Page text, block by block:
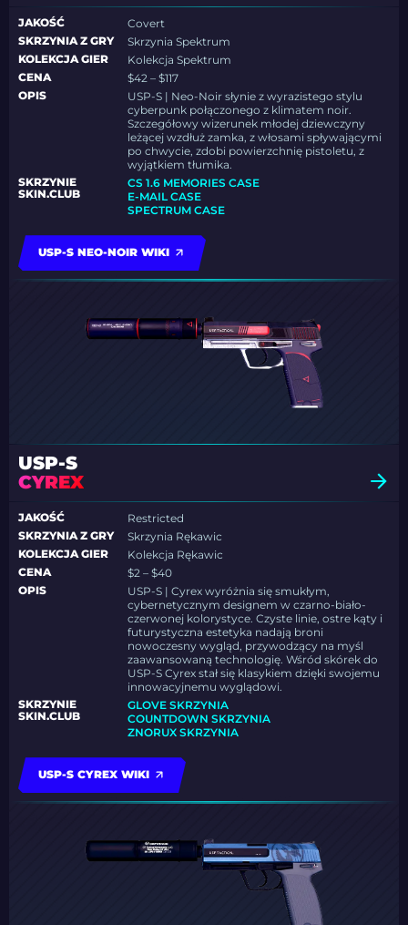
JAKOŚĆ
Covert
SKRZYNIA Z GRY
Skrzynia Spektrum
KOLEKCJA GIER
Kolekcja Spektrum
CENA
$42 – $117
OPIS
USP-S | Neo-Noir słynie z wyrazistego stylu
cyberpunk połączonego z klimatem noir.
Szczegółowy wizerunek młodej dziewczyny
leżącej wzdłuż zamka, z włosami spływającymi
po chwycie, zdobi powierzchnię pistoletu, z
wyjątkiem tłumika.
SKRZYNIE
SKIN.CLUB
CS 1.6 MEMORIES CASE
E-MAIL CASE
SPECTRUM CASE
USP-S NEO-NOIR WIKI
USP-S
CYREX
JAKOŚĆ
Restricted
SKRZYNIA Z GRY
Skrzynia Rękawic
KOLEKCJA GIER
Kolekcja Rękawic
CENA
$2 – $40
OPIS
USP-S | Cyrex wyróżnia się smukłym,
cybernetycznym designem w czarno-biało-
czerwonej kolorystyce. Czyste linie, ostre kąty i
futurystyczna estetyka nadają broni
nowoczesny wygląd, przywodzący na myśl
zaawansowaną technologię. Wśród skórek do
USP-S Cyrex stał się klasykiem dzięki swojemu
innowacyjnemu wyglądowi.
SKRZYNIE
SKIN.CLUB
GLOVE SKRZYNIA
COUNTDOWN SKRZYNIA
ZNORUX SKRZYNIA
USP-S CYREX WIKI